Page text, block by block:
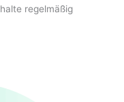
regelmäßig